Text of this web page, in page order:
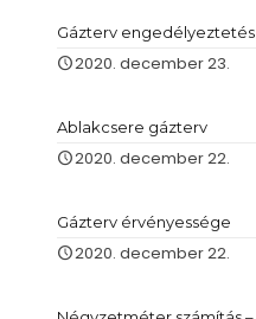
Gázterv engedélyeztetés
2020. december 23.
Ablakcsere gázterv
2020. december 22.
Gázterv érvényessége
2020. december 22.